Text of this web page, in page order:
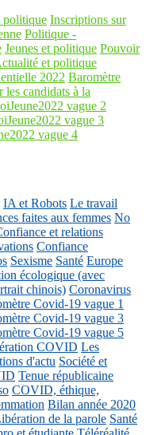
politique Inscriptions sur
Politique -
Jeunes et politique Pouvoir
et politique
2022 Baromètre
les candidats à la
vague 2
vague 3
vague 4
IA et Robots Le travail
faites aux femmes No
et relations
Confiance
Sexisme Santé Europe
écologique (avec
chinois) Coronavirus
Covid-19 vague 1
Covid-19 vague 3
Covid-19 vague 5
COVID Les
d'actu Société et
Tenue républicaine
COVID, éthique,
Bilan année 2020
de la parole Santé